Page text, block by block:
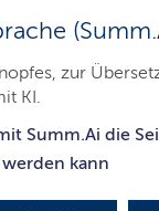
zur
KI.
Summ.Ai die
kann
Ort
im